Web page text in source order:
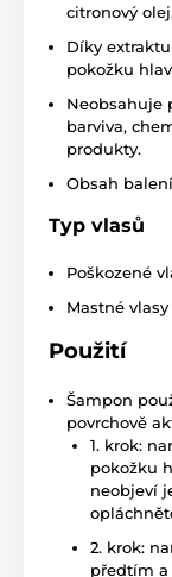
citronový
Díky
pokožku
Neobsahuje
barviva,
produkty.
Obsah
Typ vlasů
Poškozené
Mastné vlasy
Použití
Šampon
povrchově
1. krok:
pokožku
neobjeví
2. krok:
předtím a